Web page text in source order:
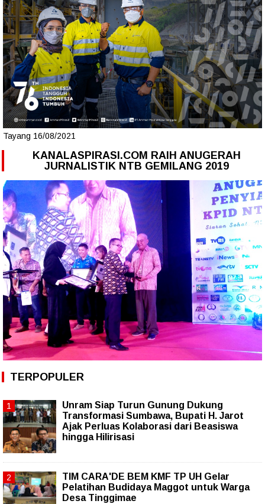
Tayang 16/08/2021
KANALASPIRASI.COM RAIH ANUGERAH
JURNALISTIK NTB GEMILANG 2019
TERPOPULER
Unram Siap Turun Gunung Dukung
Transformasi Sumbawa, Bupati H. Jarot
Ajak Perluas Kolaborasi dari Beasiswa
hingga Hilirisasi
TIM CARA'DE BEM KMF TP UH Gelar
Pelatihan Budidaya Maggot untuk Warga
Desa Tinggimae